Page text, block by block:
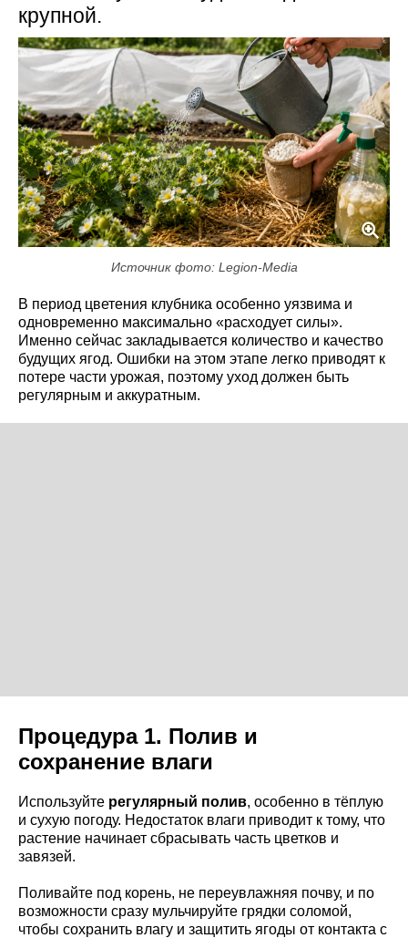
крупной.
Источник фото: Legion-Media
В период цветения клубника особенно уязвима и
одновременно максимально «расходует силы».
Именно сейчас закладывается количество и качество
будущих ягод. Ошибки на этом этапе легко приводят к
потере части урожая, поэтому уход должен быть
регулярным и аккуратным.
Процедура 1. Полив и
сохранение влаги
Используйте регулярный полив, особенно в тёплую
и сухую погоду. Недостаток влаги приводит к тому, что
растение начинает сбрасывать часть цветков и
завязей.
Поливайте под корень, не переувлажняя почву, и по
возможности сразу мульчируйте грядки соломой,
чтобы сохранить влагу и защитить ягоды от контакта с